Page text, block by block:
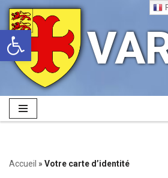
Ouvrir la barre d’outils
Aller
au
contenu
Accueil » Votre carte d’identité